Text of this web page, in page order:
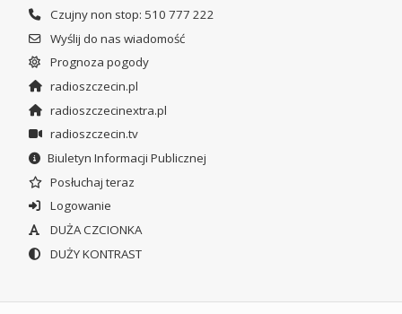
Czujny non stop: 510 777 222
Wyślij do nas wiadomość
Prognoza pogody
radioszczecin.pl
radioszczecinextra.pl
radioszczecin.tv
Biuletyn Informacji Publicznej
Posłuchaj teraz
Logowanie
DUŻA CZCIONKA
DUŻY KONTRAST